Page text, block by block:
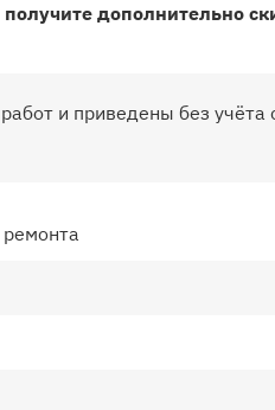
получите дополнительно
и приведены без